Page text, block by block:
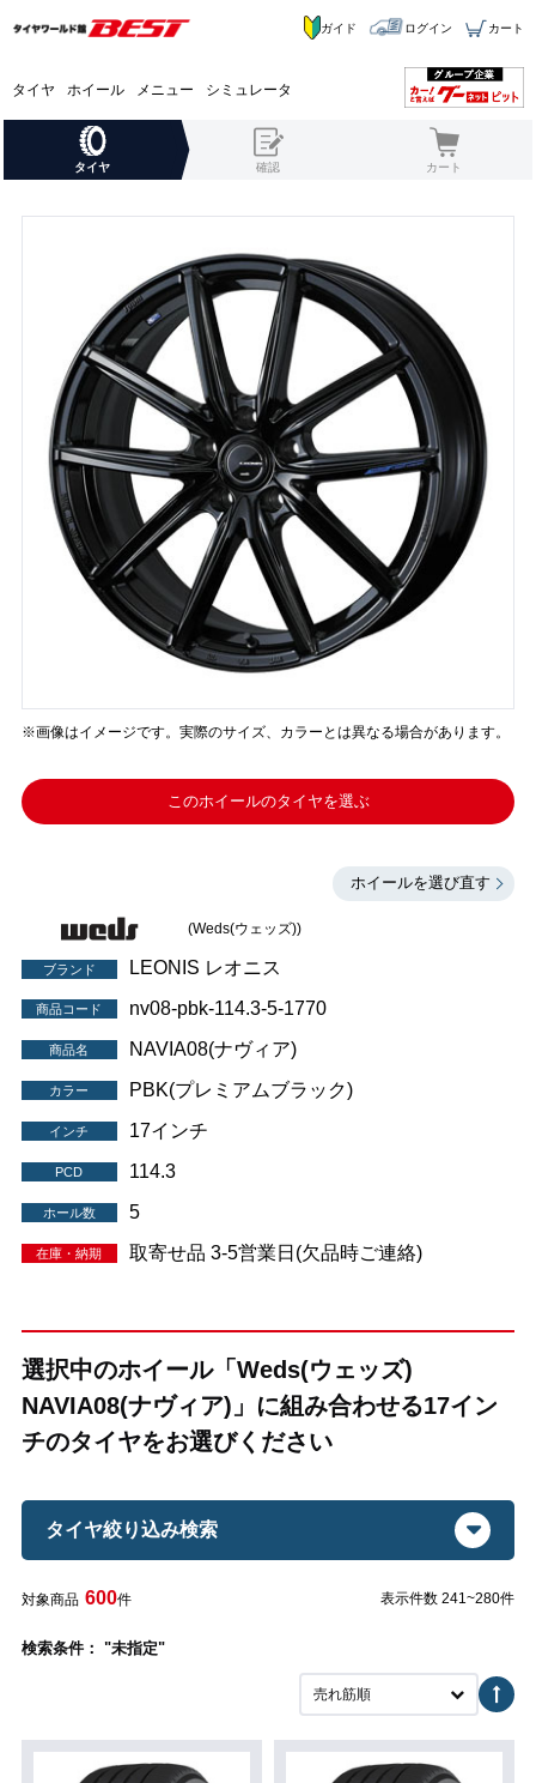
タイヤ ホイール メニュー シミュレータ
ガイド ログイン カート
タイヤ 確認 カート
※画像はイメージです。実際のサイズ、カラーとは異なる場合があります。
このホイールのタイヤを選ぶ
ホイールを選び直す
(Weds(ウェッズ))
ブランド LEONIS レオニス
商品コード nv08-pbk-114.3-5-1770
商品名 NAVIA08(ナヴィア)
カラー PBK(プレミアムブラック)
インチ 17インチ
PCD 114.3
ホール数 5
在庫・納期 取寄せ品 3-5営業日(欠品時ご連絡)
選択中のホイール「Weds(ウェッズ)
NAVIA08(ナヴィア)」に組み合わせる17イン
チのタイヤをお選びください
タイヤ絞り込み検索
対象商品 600件 表示件数 241~280件
検索条件： "未指定"
売れ筋順